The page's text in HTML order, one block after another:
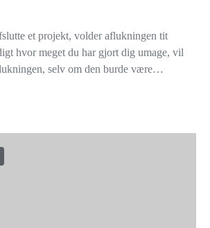
et projekt, volder aflukningen tit
hvor meget du har gjort dig umage, vil
selv om den burde være…